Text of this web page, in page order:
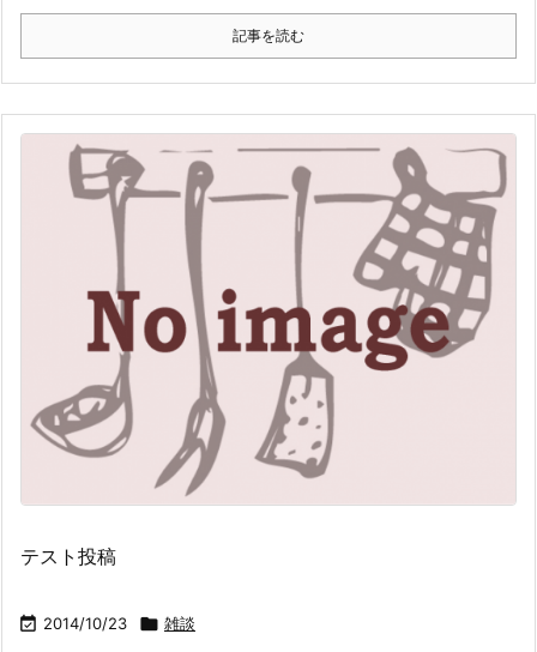
記事を読む
テスト投稿
 2014/10/23  雑談